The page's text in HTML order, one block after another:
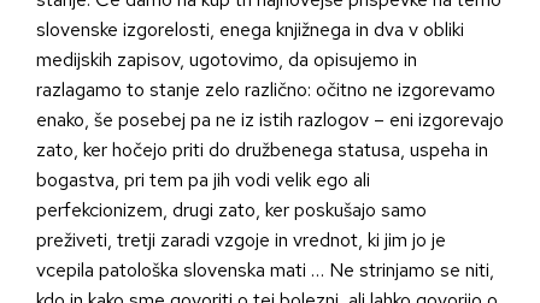
slovenske izgorelosti, enega knjižnega in dva v obliki
medijskih zapisov, ugotovimo, da opisujemo in
razlagamo to stanje zelo različno: očitno ne izgorevamo
enako, še posebej pa ne iz istih razlogov – eni izgorevajo
zato, ker hočejo priti do družbenega statusa, uspeha in
bogastva, pri tem pa jih vodi velik ego ali
perfekcionizem, drugi zato, ker poskušajo samo
preživeti, tretji zaradi vzgoje in vrednot, ki jim jo je
vcepila patološka slovenska mati … Ne strinjamo se niti,